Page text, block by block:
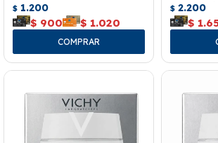
$ 1.200
$ 900 $ 1.020
$ 2.200
$